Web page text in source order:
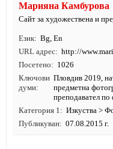
Марияна Камбурова
Сайт за художествена и
Език Bg, En
URL адрес
http://www.
Посетено
1026
Ключови
думи
Пловдив 2019,
предметна
преподавател
Категория 1
Изкуства >
Публикуван
07.08.2015 г.